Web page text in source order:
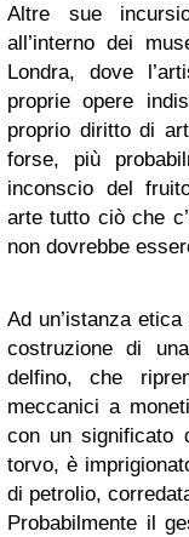
Altre sue
all’interno dei
Londra, dove
proprie opere
proprio diritto di
forse, più
inconscio del
arte tutto ciò che
non dovrebbe
Ad un’istanza
costruzione di
delfino, che
meccanici a
con un significato
torvo, è
di petrolio,
Probabilmente il